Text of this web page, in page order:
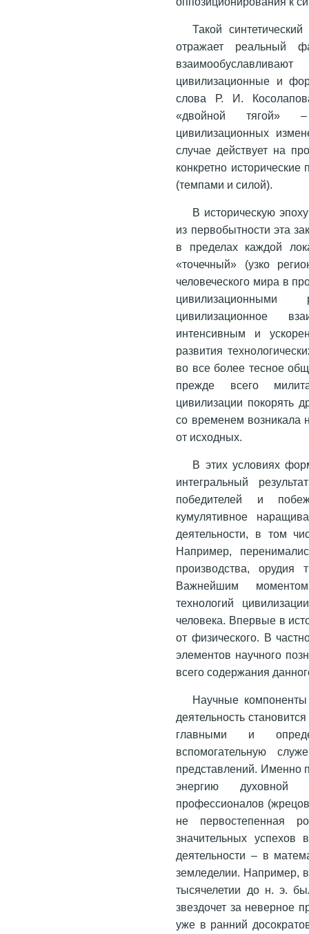
Такой
отражает реальный
цивилизационные и
слова Р. И.
«двойной тягой»
цивилизационных
случае действует на
конкретно
(темпами и силой).
В историческую
из первобытности эта
в пределах каждой
«точечный» (узко
человеческого мира в
цивилизационное
интенсивным и
развития
во все более тесное
прежде всего
цивилизации покорять
со временем возникала
от исходных.
В этих условиях
интегральный
победителей и
кумулятивное
деятельности, в том
Например,
производства, орудия
Важнейшим
технологий
человека. Впервые в
от физического. В
элементов научного
всего содержания
Научные компоненты
деятельность
главными и
вспомогательную
представлений. Именно
энергию духовной
профессионалов
не первостепенная
значительных успехов
деятельности – в
земледелии. Например,
тысячелетии до н. э.
звездочет за неверное
уже в ранний